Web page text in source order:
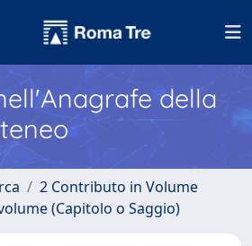
della
2 Contributo in Volume
(Capitolo o Saggio)